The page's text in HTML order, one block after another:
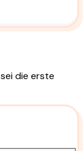
die erste